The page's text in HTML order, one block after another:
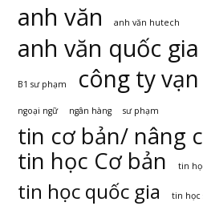
anh văn anh văn hutech
anh văn quốc gia
B1 sư phạm công ty
ngoại ngữ ngân hàng sư phạm
tin cơ bản/ nâng
tin học Cơ bản tin
tin học quốc gia tin học